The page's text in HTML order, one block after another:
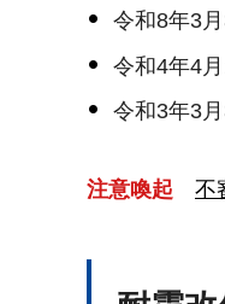
令和8年3
令和4年4
令和3年3
注意喚起 不